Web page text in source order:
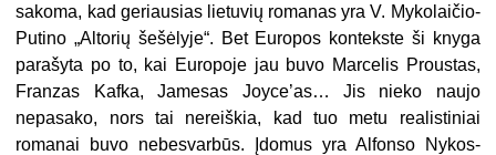
sakoma, kad geriausias lietuvių romanas yra V. Mykolaičio-
Putino „Altorių šešėlyje“. Bet Europos kontekste ši knyga
parašyta po to, kai Europoje jau buvo Marcelis Proustas,
Franzas Kafka, Jamesas Joyce’as… Jis nieko naujo
nepasako, nors tai nereiškia, kad tuo metu realistiniai
romanai buvo nebesvarbūs. Įdomus yra Alfonso Nykos-